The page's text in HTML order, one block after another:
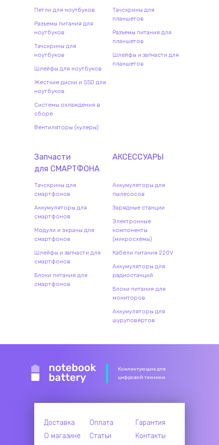
Петли для ноутбуков
Разъемы питания для
ноутбуков
Тачскрины для
ноутбуков
Шлейфы для ноутбуков
Жесткие диски и SSD для
ноутбуков
Системы охлаждения в
сборе
Вентиляторы (кулеры)
Тачскрины для
планшетов
Разъемы питания для
планшетов
Шлейфы и запчасти для
планшетов
Запчасти
для СМАРТФОНА
Тачскрины для
смартфонов
Аккумуляторы для
смартфонов
Модули и экраны для
смартфонов
Шлейфы и запчасти для
смартфонов
Блоки питания для
смартфонов
АКСЕССУАРЫ
Аккумуляторы для
пылесосов
Зарядные станции
Электронные
компоненты
(микросхемы)
Кабели питания 220V
Аккумуляторы для
радиостанций
Блоки питания для
мониторов
Аккумуляторы для
шуруповертов
Комлектующие для
цифровой техники
Доставка Оплата
Гарантия
О магазине
Статьи Контакты